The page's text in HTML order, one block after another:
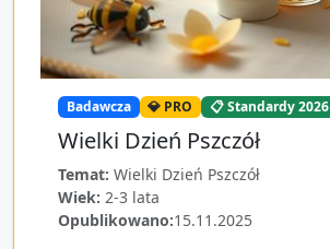
Badawcza 💎 PRO 📋 Standardy 2026
Wielki Dzień Pszczół
Temat: Wielki Dzień Pszczół
Wiek: 2-3 lata
Opublikowano:15.11.2025